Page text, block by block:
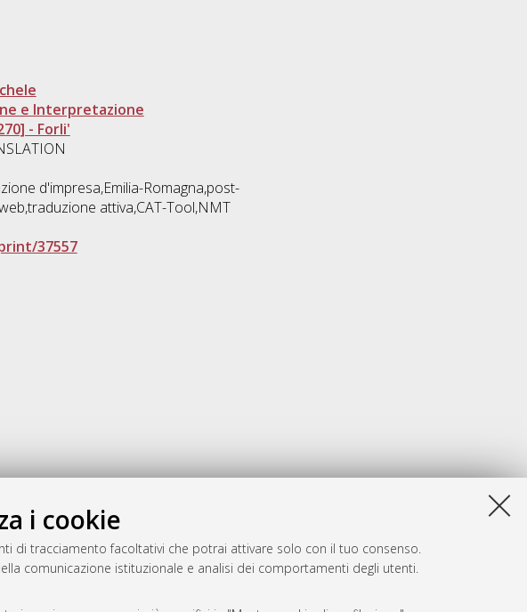
i cookie
di tracciamento facoltativi che potrai attivare solo con il tuo consenso.
comunicazione istituzionale e analisi dei comportamenti degli utenti.
e Interpretazione
- Forli'
d'impresa,Emilia-Romagna,post-
attiva,CAT-Tool,NMT
37557